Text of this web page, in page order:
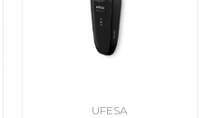
UFESA